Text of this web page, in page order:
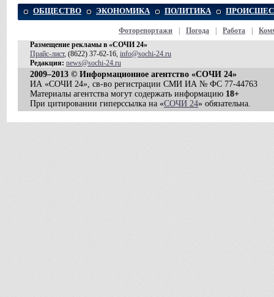
ОБЩЕСТВО ЭКОНОМИКА ПОЛИТИКА
Фоторепортажи Погода Работа
Размещение рекламы в «СОЧИ 24»
Прайс-лист, (8622) 37-62-16, info@sochi-24.ru
Редакция: news@sochi-24.ru
2009–2013 © Информационное агентство «СОЧИ 24»
ИА «СОЧИ 24», св-во регистрации СМИ ИА № ФС 77-44763
Материалы агентства могут содержать информацию 18+
При цитировании гиперссылка на «СОЧИ 24» обязательна.